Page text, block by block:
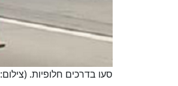
סעו בדרכים חלופיות. (צילום: Michael Erickson‎, Santa Clarita Community Watchdog Group)